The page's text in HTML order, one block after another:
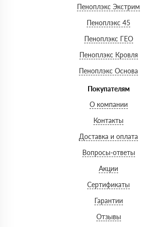
Пеноплэкс Экстрим
Пеноплэкс 45
Пеноплэкс ГЕО
Пеноплэкс Кровля
Пеноплэкс Основа
Покупателям
О компании
Контакты
Доставка и оплата
Вопросы-ответы
Акции
Сертификаты
Гарантии
Отзывы